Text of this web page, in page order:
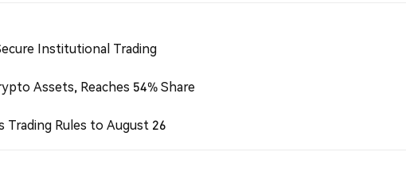
Institutional Trading
Assets, Reaches 54% Share
Trading Rules to August 26